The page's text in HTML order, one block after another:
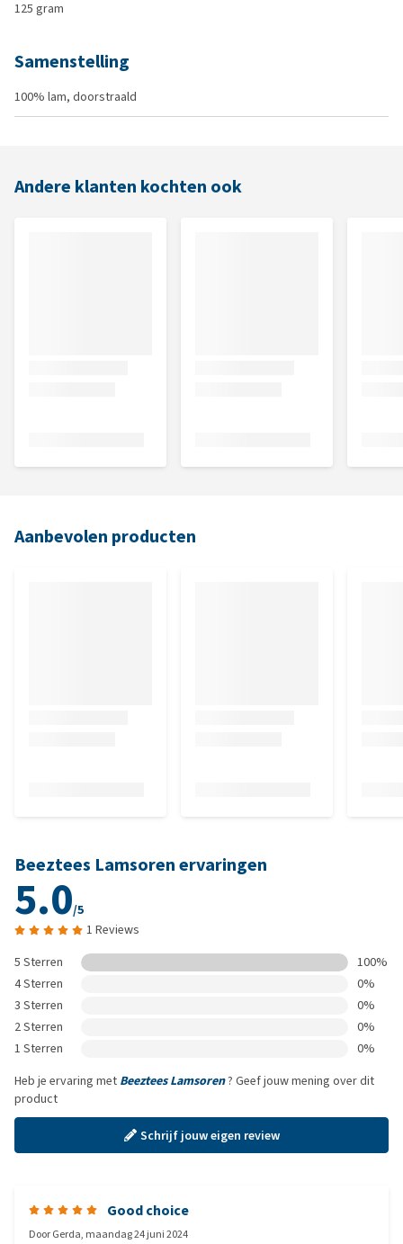
125 gram
Samenstelling
100% lam, doorstraald
Andere klanten kochten ook
Aanbevolen producten
Beeztees Lamsoren ervaringen
5.0/5
1 Reviews
5 Sterren
100%
4 Sterren
0%
3 Sterren
0%
2 Sterren
0%
1 Sterren
0%
Heb je ervaring met Beeztees Lamsoren? Geef jouw mening over dit
product
Schrijf jouw eigen review
Good choice
DoorGerda, maandag 24 juni 2024